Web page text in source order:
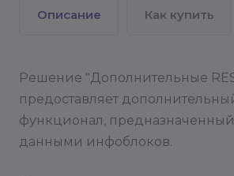
Битрикс проводятся на
Тесты сайта должны
Для работы решения с
необходимая версия PHP – 5.4
Описание Как купить
Решение "Дополнительные
предоставляет
функционал,
данными инфоблоков.